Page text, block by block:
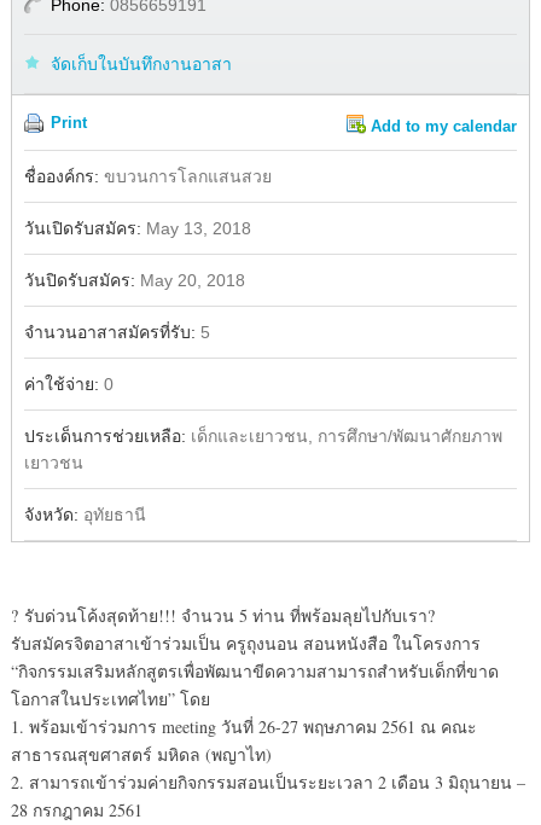
Phone: 0856659191
จัดเก็บในบันทึกงานอาสา
Print Add to my calendar
Facebook
ชื่อองค์กร: ขบวนการโลกแสนสวย
วันเปิดรับสมัคร: May 13, 2018
วันปิดรับสมัคร: May 20, 2018
จำนวนอาสาสมัครที่รับ: 5
ค่าใช้จ่าย: 0
ประเด็นการช่วยเหลือ: เด็กและเยาวชน, การศึกษา/พัฒนาศักยภาพ
เยาวชน
จังหวัด: อุทัยธานี
?รับด่วนโค้งสุดท้าย!!! จำนวน 5 ท่าน ที่พร้อมลุยไปกับเรา?
รับสมัครจิตอาสาเข้าร่วมเป็น ครูถุงนอน สอนหนังสือ ในโครงการ
“กิจกรรมเสริมหลักสูตรเพื่อพัฒนาขีดความสามารถสำหรับเด็กที่ขาด
โอกาสในประเทศไทย” โดย
1. พร้อมเข้าร่วมการ meeting วันที่ 26-27 พฤษภาคม 2561 ณ คณะ
สาธารณสุขศาสตร์ มหิดล (พญาไท)
2. สามารถเข้าร่วมค่ายกิจกรรมสอนเป็นระยะเวลา 2 เดือน 3 มิถุนายน –
28 กรกฎาคม 2561